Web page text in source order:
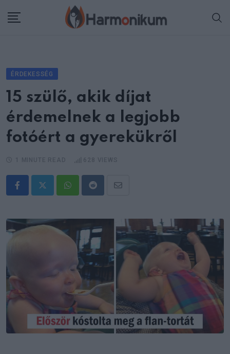
ÉRDEKESSÉG
15 szülő, akik díjat
érdemelnek a legjobb
fotóért a gyerekükről
WhatsappRedditShare
Email